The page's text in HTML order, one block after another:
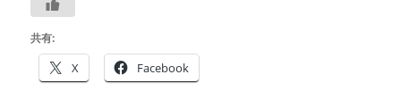
共有:
X Facebook